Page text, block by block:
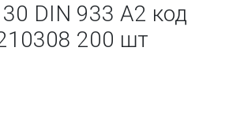
DIN 933 A2 код
200 шт